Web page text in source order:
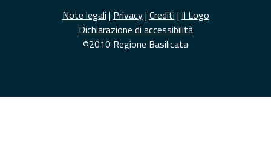
Note legali | Privacy| Crediti | Il Logo
Dichiarazione di accessibilità
©2010 Regione Basilicata